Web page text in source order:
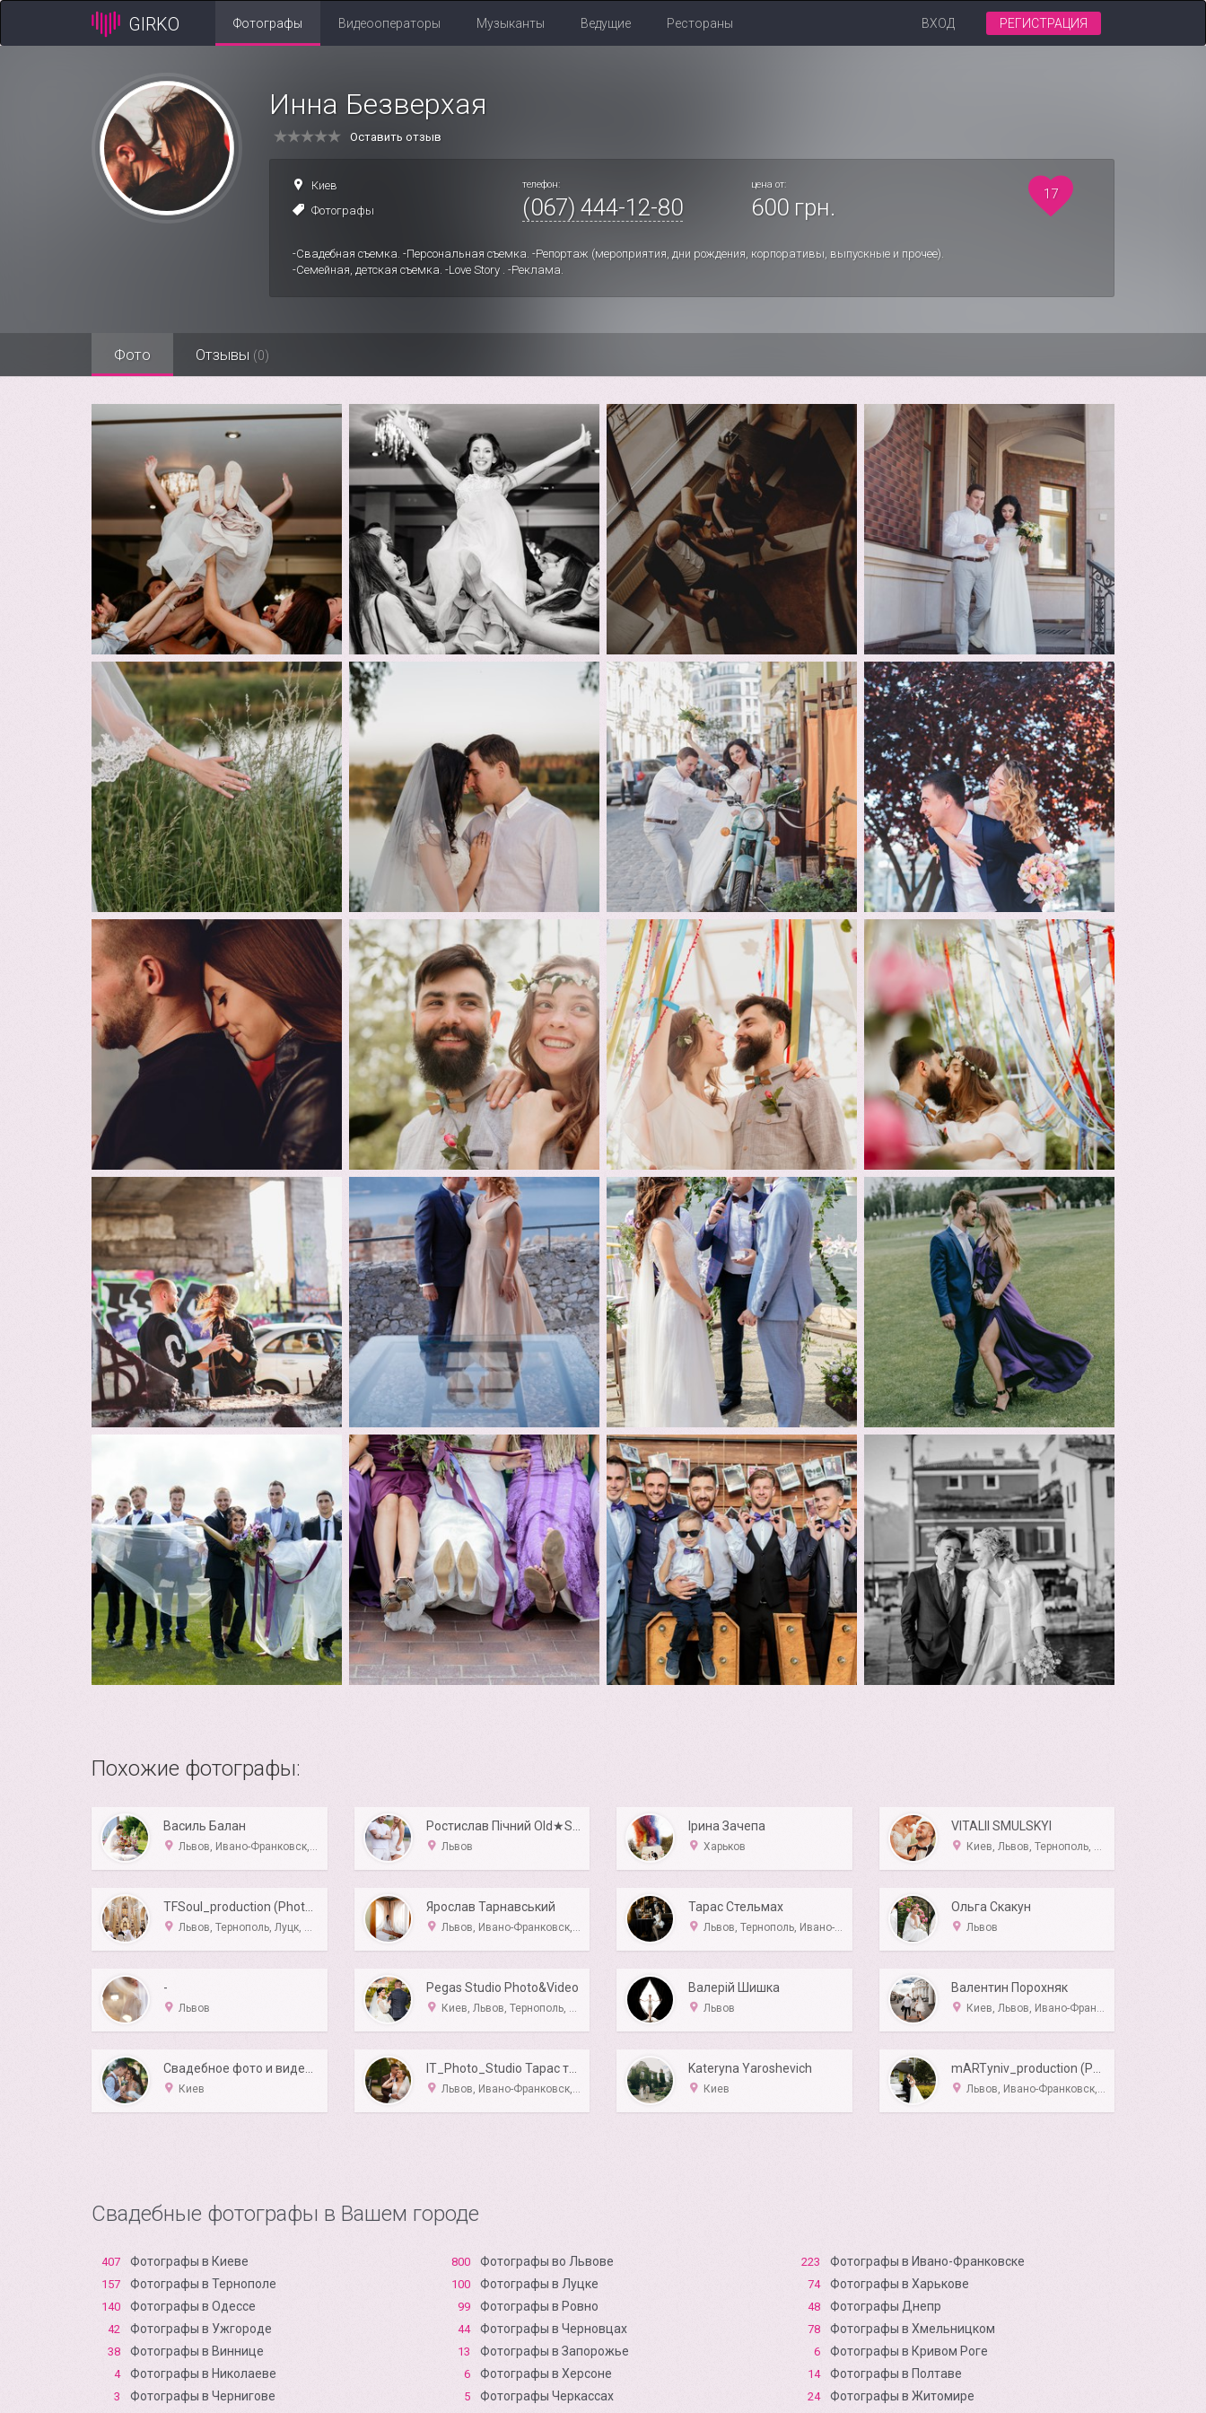
GIRKO Фотографы Видеооператоры Музыканты Ведущие Рестораны ВХОД РЕГИСТРАЦИЯ
Инна Безверхая
Оставить отзыв
Киев
Фотографы
телефон:
(067) 444-12-80
цена от:
600 грн.
-Свадебная съемка. -Персональная съемка. -Репортаж (мероприятия, дни рождения, корпоративы, выпускные и прочее).
-Семейная, детская съемка. -Love Story . -Реклама.
17
Фото Отзывы (0)
Похожие фотографы:
Василь Балан
Львов, Ивано-Франковск, Тернополь, Черновцы Львов
Ірина Зачепа
Харьков
VITALII SMULSKYI
Киев, Львов, Тернополь, Хмельницкий, Винница
Львов, Тернополь, Луцк, Ровно
Ярослав Тарнавський
Львов, Ивано-Франковск, Тернополь, Ровно, Хмельницкий
Тарас Стельмах
Львов, Тернополь, Ивано-Франковск, Хмельницкий
Ольга Скакун
Львов
-
Львов
Pegas Studio Photo&Video
Киев, Львов, Тернополь, Луцк
Валерій Шишка
Львов
Валентин Порохняк
Киев, Львов, Ивано-Франковск, Одесса, Винница
Киев
IT_Photo_Studio Тарас та Ірина Wedding Team
Львов, Ивано-Франковск, Тернополь, Ужгород
Kateryna Yaroshevich
Киев Львов, Ивано-Франковск, Тернополь
Свадебные фотографы в Вашем городе
407 Фотографы в Киеве 800 Фотографы во Львове 223 Фотографы в Ивано-Франковске
157 Фотографы в Тернополе 100 Фотографы в Луцке 74 Фотографы в Харькове
140 Фотографы в Одессе 99 Фотографы в Ровно 48 Фотографы Днепр
42 Фотографы в Ужгороде 44 Фотографы в Черновцах 78 Фотографы в Хмельницком
38 Фотографы в Виннице 13 Фотографы в Запорожье 6 Фотографы в Кривом Роге
4 Фотографы в Николаеве 6 Фотографы в Xерсоне 14 Фотографы в Полтаве
3 Фотографы в Чернигове 5 Фотографы Черкассах 24 Фотографы в Житомире